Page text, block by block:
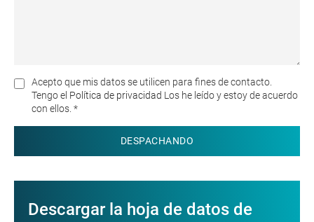
Acepto que mis datos se utilicen para fines de contacto.
Tengo el Política de privacidad Los he leído y estoy de acuerdo
con ellos. *
Descargar la hoja de datos de